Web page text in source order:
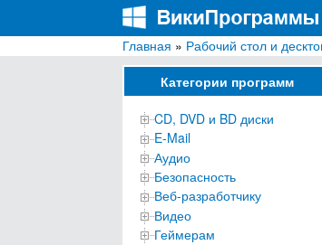
ВикиПрограммы
Энциклопедия бесплатных
Главная » Рабочий стол и
Категории программ
CD, DVD и BD диски
E-Mail
Аудио
Безопасность
Веб-разработчику
Видео
Геймерам